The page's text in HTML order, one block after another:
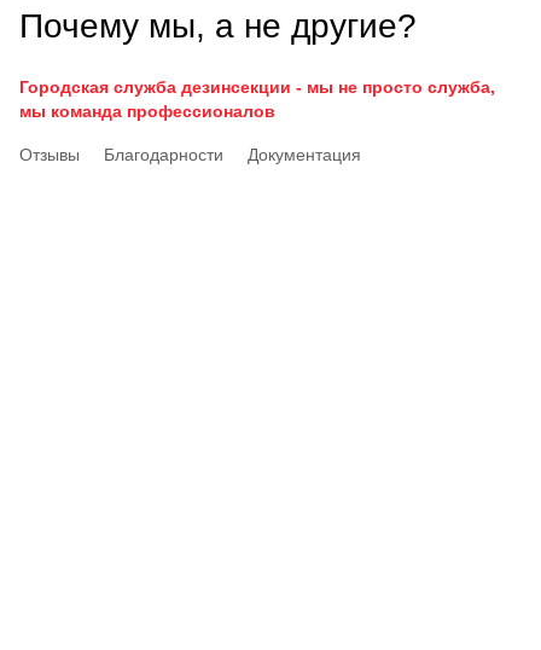
Почему мы, а не другие?
Городская служба дезинсекции - мы не просто служба,
мы команда профессионалов
Отзывы Благодарности Документация